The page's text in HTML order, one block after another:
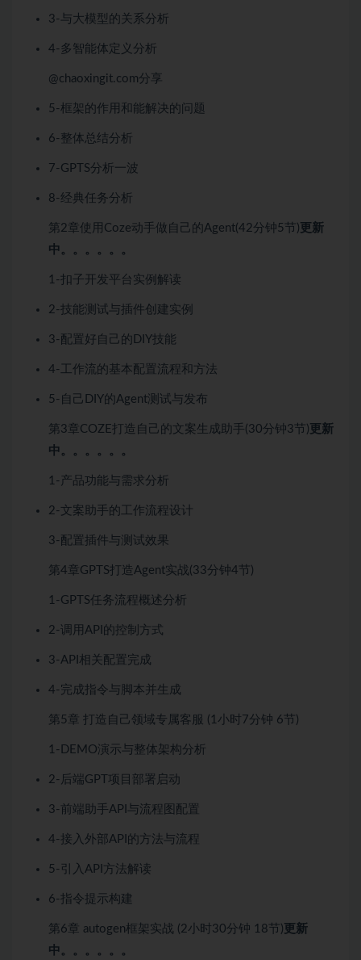
3-与大模型的关系分析
4-多智能体定义分析
@chaoxingit.com分享
5-框架的作用和能解决的问题
6-整体总结分析
7-GPTS分析一波
8-经典任务分析
第2章使用Coze动手做自己的Agent(42分钟5节) 更新
中。。。。。。
1-扣子开发平台实例解读
2-技能测试与插件创建实例
3-配置好自己的DIY技能
4-工作流的基本配置流程和方法
5-自己DIY的Agent测试与发布
第3章COZE打造自己的文案生成助手(30分钟3节) 更新
中。。。。。。
1-产品功能与需求分析
2-文案助手的工作流程设计
3-配置插件与测试效果
第4章GPTS打造Agent实战(33分钟4节)
1-GPTS任务流程概述分析
2-调用API的控制方式
3-API相关配置完成
4-完成指令与脚本并生成
第5章 打造自己领域专属客服 (1小时7分钟 6节)
1-DEMO演示与整体架构分析
2-后端GPT项目部署启动
3-前端助手API与流程图配置
4-接入外部API的方法与流程
5-引入API方法解读
6-指令提示构建
第6章 autogen框架实战 (2小时30分钟 18节) 更新
中。。。。。。